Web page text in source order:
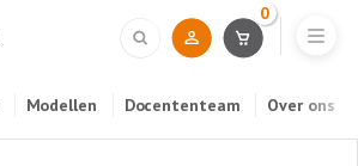
Modellen Docententeam Over ons
0